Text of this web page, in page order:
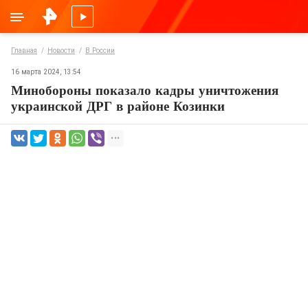
Главная Новости В России
16 марта 2024, 13:54
Минобороны показало кадры уничтожения
украинской ДРГ в районе Козинки